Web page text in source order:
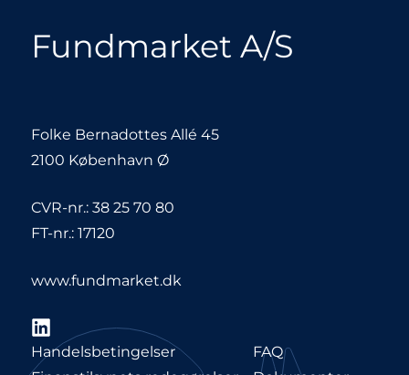
Fundmarket A/S
Folke Bernadottes Allé 45
2100 København Ø
CVR-nr.: 38 25 70 80
FT-nr.: 17120
www.fundmarket.dk
LinkedIn
Handelsbetingelser
FAQ